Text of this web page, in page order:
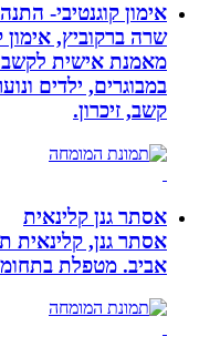
אימון קוגנטיבי- התנהגותי
שרה ברקוביץ, אימון
מאמנת אישית לקשב
במבוגרים, ילדים ונוער
קשב, זיכרון.
אסתר גנן קלינאית
אסתר גנן, קלינאית
אביב. מטפלת בתחומי